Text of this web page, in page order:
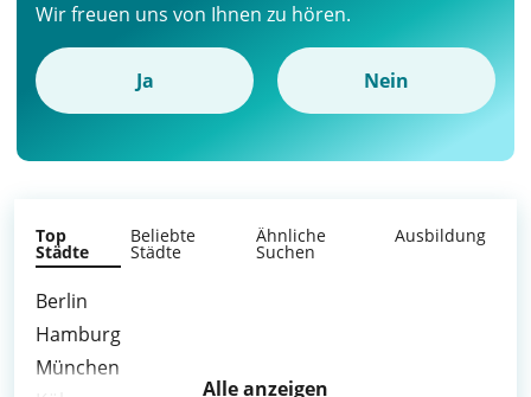
Wir freuen uns von Ihnen zu hören.
Ja Nein
Top
Städte
Beliebte
Städte
Ähnliche
Suchen
Ausbildung
Berlin
Hamburg
München
Alle anzeigen